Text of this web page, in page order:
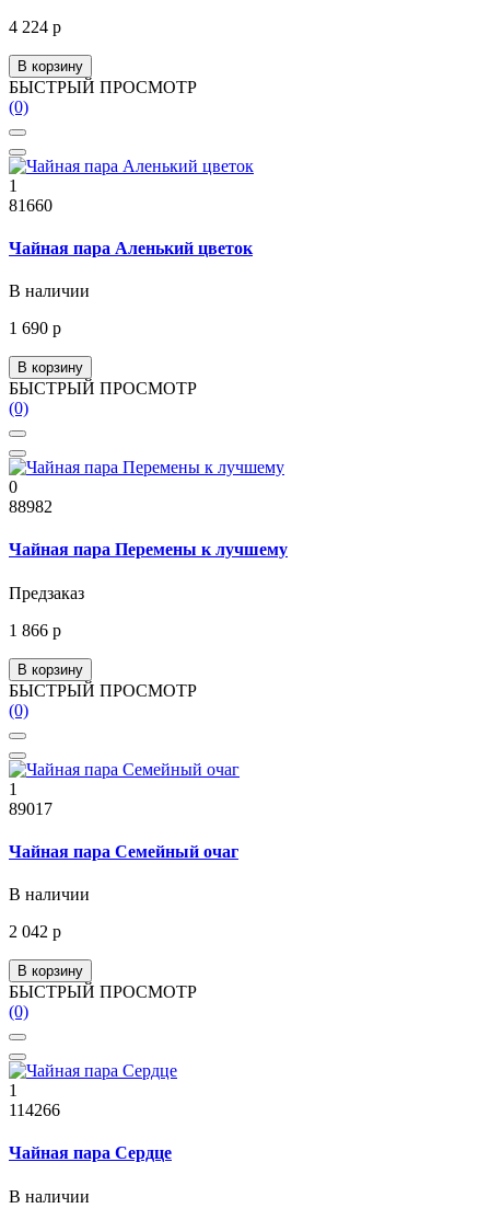
4 224 р
В корзину
БЫСТРЫЙ ПРОСМОТР
(0)
1
81660
Чайная пара Аленький цветок
В наличии
1 690 р
В корзину
БЫСТРЫЙ ПРОСМОТР
(0)
0
88982
Чайная пара Перемены к лучшему
Предзаказ
1 866 р
В корзину
БЫСТРЫЙ ПРОСМОТР
(0)
1
89017
Чайная пара Семейный очаг
В наличии
2 042 р
В корзину
БЫСТРЫЙ ПРОСМОТР
(0)
1
114266
Чайная пара Сердце
В наличии